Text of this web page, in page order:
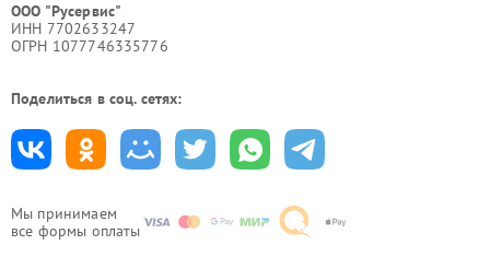
Мы принимаем
все формы оплаты
ООО "Русервис"
ИНН 7702633247
ОГРН 1077746335776
Поделиться в соц. сетях: